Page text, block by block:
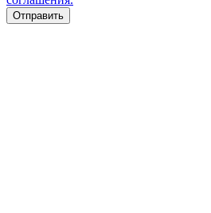
Отправить